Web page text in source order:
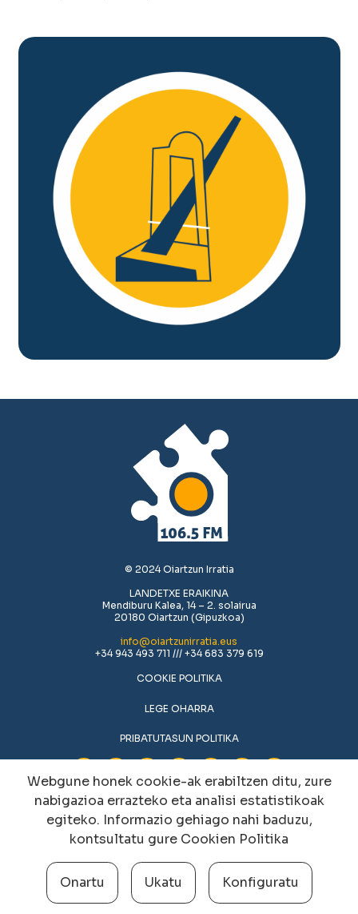
© 2024 Oiartzun Irratia
LANDETXE ERAIKINA
Mendiburu Kalea, 14 – 2. solairua
20180 Oiartzun (Gipuzkoa)
info@oiartzunirratia.eus
+34 943 493 711 /// +34 683 379 619
COOKIE POLITIKA
LEGE OHARRA
PRIBATUTASUN POLITIKA
Cookien konfigurazioa aldatu
Webgune honek cookie-ak erabiltzen ditu, zure
nabigazioa errazteko eta analisi estatistikoak
egiteko. Informazio gehiago nahi baduzu,
kontsultatu gure Cookien Politika
Onartu Ukatu Konfiguratu